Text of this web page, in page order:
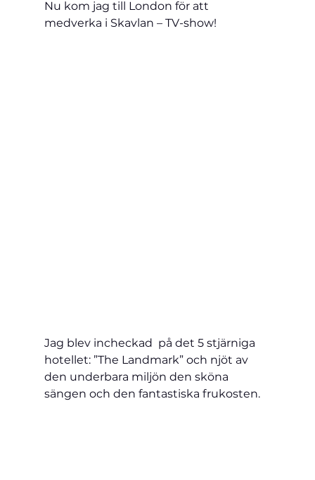
Nu kom jag till London för att
medverka i Skavlan – TV-show!
Jag blev incheckad  på det 5 stjärniga
hotellet: ”The Landmark” och njöt av
den underbara miljön den sköna
sängen och den fantastiska frukosten.